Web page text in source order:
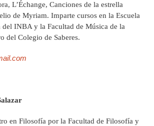
L’Échange, Canciones de la estrella
de Myriam. Imparte cursos en la Escuela
del INBA y la Facultad de Música de la
del Colegio de Saberes.
en Filosofía por la Facultad de Filosofía y